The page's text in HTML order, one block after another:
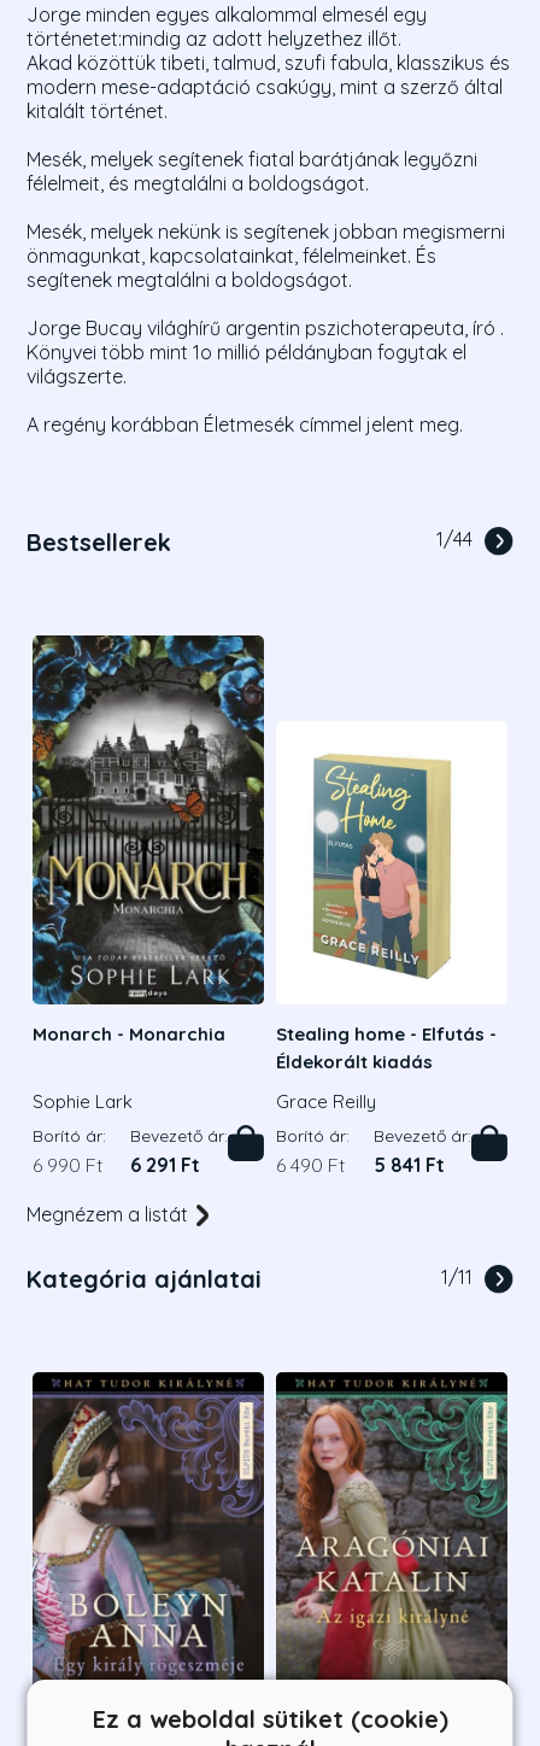
Jorge minden egyes alkalommal elmesél egy
történetet:mindig az adott helyzethez illőt.
Akad közöttük tibeti, talmud, szufi fabula, klasszikus és
modern mese-adaptáció csakúgy, mint a szerző által
kitalált történet.
Mesék, melyek segítenek fiatal barátjának legyőzni
félelmeit, és megtalálni a boldogságot.
Mesék, melyek nekünk is segítenek jobban megismerni
önmagunkat, kapcsolatainkat, félelmeinket. És
segítenek megtalálni a boldogságot.
Jorge Bucay világhírű argentin pszichoterapeuta, író .
Könyvei több mint 1o millió példányban fogytak el
világszerte.
A regény korábban Életmesék címmel jelent meg.
Bestsellerek 1/44
Monarch - Monarchia
Sophie Lark
Borító ár:
6 990 Ft
Bevezető ár:
6 291 Ft
Stealing home - Elfutás -
Éldekorált kiadás
Grace Reilly
Borító ár:
6 490 Ft
Bevezető ár:
5 841 Ft
Megnézem a listát
Kategória ajánlatai 1/11
Ez a weboldal sütiket (cookie)